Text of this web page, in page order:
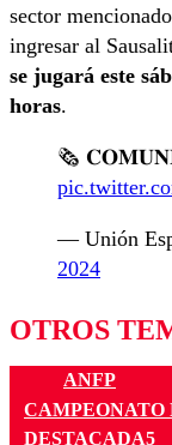
sector
ingresar al
se jugará este
horas.
🗞️
— Unión
2024
OTROS
ANFP
DESTACADA5